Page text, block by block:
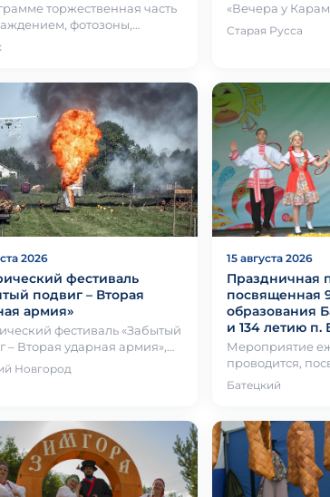
торжественная часть
фотозоны,
среди рыболовов,
«Вечера у
камерных
пространстве
Старая Русса
2026
фестиваль
подвиг – Вторая
армия»
фестиваль «Забытый
– Вторая ударная армия»,
трагическим и
событиям мая-июня…
Новгород
15 августа 2026
Праздничная
посвященная
образования
и 134 летию п.
Мероприятие
проводится,
образования
Батецкий